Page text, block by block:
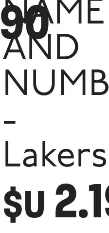
NAME
AND
-
Lakers
$U